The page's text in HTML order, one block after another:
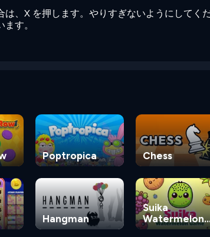
、X を押します。やりすぎないようにしてく
す。
Poptropica Chess
Hangman
Suika
Watermelon
Game